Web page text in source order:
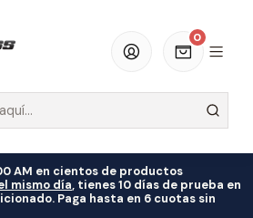
0
AM en cientos de productos
mismo día, tienes 10 días de prueba en
Paga hasta en 6 cuotas sin